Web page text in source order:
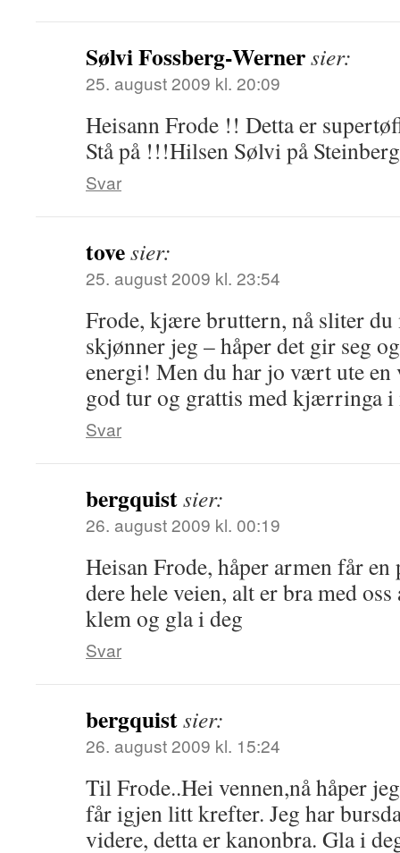
Sølvi Fossberg-Wernersier:
25. august 2009 kl. 20:09
Heisann Frode !! Detta er
Stå på !!!Hilsen Sølvi på Steinberg
Svar
tovesier:
25. august 2009 kl. 23:54
Frode, kjære bruttern, nå sliter du
skjønner jeg – håper det gir seg
energi! Men du har jo vært ute en
god tur og grattis med kjærringa
Svar
bergquistsier:
26. august 2009 kl. 00:19
Heisan Frode, håper armen får
dere hele veien, alt er bra med
klem og gla i deg
Svar
bergquistsier:
26. august 2009 kl. 15:24
Til Frode..Hei vennen,nå håper
får igjen litt krefter. Jeg har
videre, detta er kanonbra. Gla i